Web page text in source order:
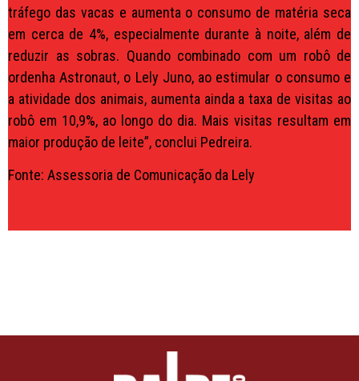
tráfego das vacas e aumenta o consumo de matéria seca
em cerca de 4%, especialmente durante à noite, além de
reduzir as sobras. Quando combinado com um robô de
ordenha Astronaut, o Lely Juno, ao estimular o consumo e
a atividade dos animais, aumenta ainda a taxa de visitas ao
robô em 10,9%, ao longo do dia. Mais visitas resultam em
maior produção de leite”, conclui Pedreira.
Fonte: Assessoria de Comunicação da Lely